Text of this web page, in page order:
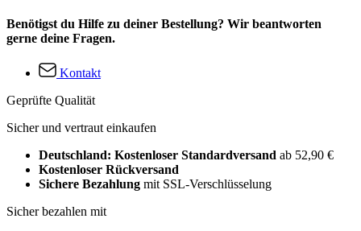
Benötigst du Hilfe zu deiner Bestellung? Wir beantworten
gerne deine Fragen.
Kontakt
Geprüfte Qualität
Sicher und vertraut einkaufen
Deutschland: Kostenloser Standardversand ab 52,90 €
Kostenloser Rückversand
Sichere Bezahlung mit SSL-Verschlüsselung
Sicher bezahlen mit